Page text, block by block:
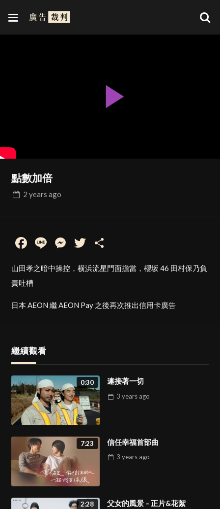
Play
點數加倍
2 years ago
Facebook
LineMessenger
Twitter
山田孝之暗中操控，横浜流星門面擔當，櫻坂 46 田村保乃負
責吐槽
日本 AEON 繼 AEON Pay 之後再次推出信用卡廣告
繼續觀看
0:30 連接著一切
3 years ago
7:23 信任幸福首部曲
3 years ago
2:28 父女的風景 – 正片&花絮